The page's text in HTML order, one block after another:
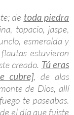
de toda piedra
topacio, jaspe,
esmeralda y
estuvieron
creado. Tú eras
cubre], de alas
de Dios, allí
te paseabas.
el día que fuiste